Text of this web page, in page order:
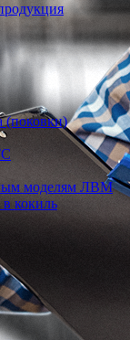
(поковки)
моделям ЛВМ
кокиль